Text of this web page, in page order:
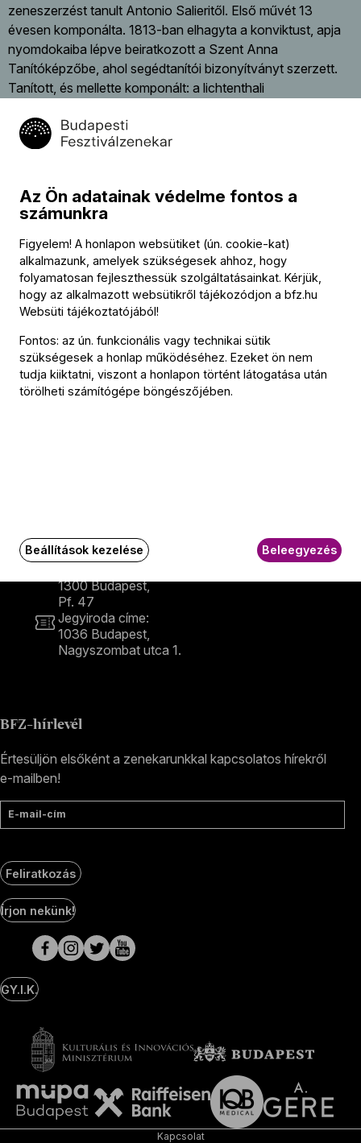
zeneszerzést tanult Antonio Salieritől. Első művét 13
évesen komponálta. 1813-ban elhagyta a konviktust, apja
nyomdokaiba lépve beiratkozott a Szent Anna
Tanítóképzőbe, ahol segédtanítói bizonyítványt szerzett.
Tanított, és mellette komponált: a lichtenthali
fejjel vezényelte saját F-dúr miséjét. Esterházy János gróf
meghívására 1818 nyarát Magyarországon töltötte, a
Ismeretségbe került néhány bécsi arisztokrata családdal,
szalonjaikban elhangzott egy-két dala és kamaraműve (a
zongoraszólamot mindig maga játszotta), zenekarra írott
műveinek zömét azonban élő előadásban egyszer sem
hallotta. Szerzői estje is csak egy volt, 1828-ban, halálának
évében. Gazdag életművet hagyott az utókorra, több mint
hatszáz dalt, szimfóniákat, operákat, zongoradarabokat,
egyházi műveket írt és nagyszámú kamarazenei művet
komponált.1828-ban, fiatalon, 31 éves korában halt meg,
végakarata szerint Beethoven sírjának közelében temették
el.
1034 Budapest,
Selmeci utca 14–16.
1300 Budapest,
Pf. 47
Jegyiroda címe:
1036 Budapest,
Nagyszombat utca 1.
BFZ-hírlevél
Értesüljön elsőként a zenekarunkkal kapcsolatos hírekről
e-mailben!
E-mail-cím
Feliratkozás
Social
Media
oldalak
Írjon nekünk!
GY.I.K.
Kapcsolat
Az Ön adatainak védelme fontos a
számunkra
Figyelem! A honlapon websütiket (ún. cookie-kat)
alkalmazunk, amelyek szükségesek ahhoz, hogy
folyamatosan fejleszthessük szolgáltatásainkat. Kérjük,
hogy az alkalmazott websütikről tájékozódjon a bfz.hu
Websüti tájékoztatójából!
Fontos: az ún. funkcionális vagy technikai sütik
szükségesek a honlap működéséhez. Ezeket ön nem
tudja kiiktatni, viszont a honlapon történt látogatása után
törölheti számítógépe böngészőjében.
Beállítások kezelése Beleegyezés